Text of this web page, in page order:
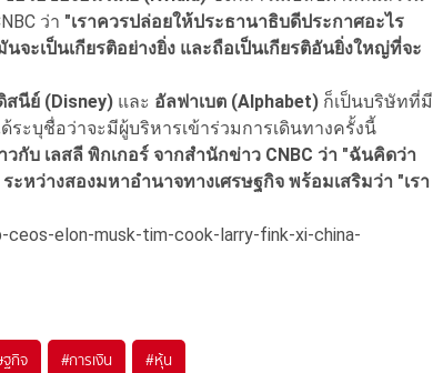
ว่า "เราควรปล่อยให้ประธานาธิบดีประกาศอะไร
ะเป็นเกียรติอย่างยิ่ง และถือเป็นเกียรติอันยิ่งใหญ่ที่จะ
สนีย์ (Disney) และ อัลฟาเบต (Alphabet) ก็เป็นบริษัทที่มี
ะบุชื่อว่าจะมีผู้บริหารเข้าร่วมการเดินทางครั้งนี้
กับ เลสลี พิกเกอร์ จากสำนักข่าว CNBC ว่า "ฉันคิดว่า
หว่างสองมหาอำนาจทางเศรษฐกิจ พร้อมเสริมว่า "เรา
elon-musk-tim-cook-larry-fink-xi-china-
ฐกิจ #การเงิน #หุ้น